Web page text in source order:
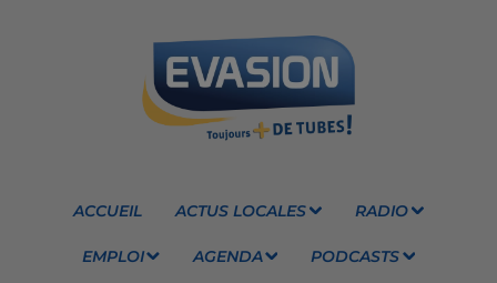
ACCUEIL ACTUS LOCALES RADIO
EMPLOI AGENDA PODCASTS